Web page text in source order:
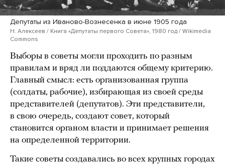
Депутаты из Иваново-Вознесенка в июне 1905 года
Н. Алексеев / Книга «Депутаты первого Совета», 1980 год / Wikimedia
Commons
Выборы в советы могли проходить по разным
правилам и вряд ли поддаются общему критерию.
Главный смысл: есть организованная группа
(солдаты, рабочие), избирающая из своей среды
представителей (депутатов). Эти представители,
в свою очередь, создают совет, который
становится органом власти и принимает решения
на определенной территории.
Такие советы создавались во всех крупных городах